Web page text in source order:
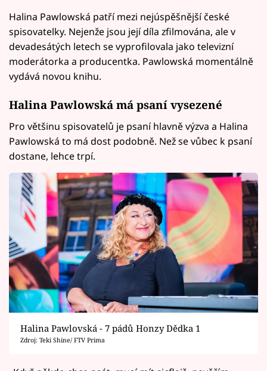
Halina Pawlowská patří mezi nejúspěšnější české
spisovatelky. Nejenže jsou její díla zfilmována, ale v
devadesátých letech se vyprofilovala jako televizní
moderátorka a producentka. Pawlowská momentálně
vydává novou knihu.
Halina Pawlowská má psaní vysezené
Pro většinu spisovatelů je psaní hlavně výzva a Halina
Pawlowská to má dost podobně. Než se vůbec k psaní
dostane, lehce trpí.
Halina Pawlovská - 7 pádů Honzy Dědka 1
Zdroj: Teki Shine/ FTV Prima